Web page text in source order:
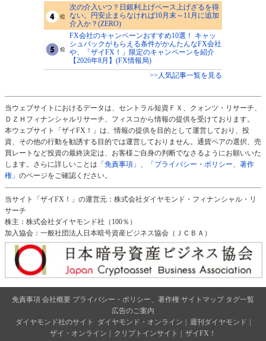
次の介入いつ？日銀利上げペース上げざるを得
ない。円安止まらなければ10月末～11月に追加
介入か？(ZERO)
FX会社のキャンペーンおすすめ10選！ キャッ
シュバックがもらえる条件がかんたんなFX会社
や、「ザイFX！」限定のキャンペーンを紹介
【2026年8月】(FX情報局)
>>人気記事一覧を見る
当ウェブサイトにおけるデータは、セントラル短資ＦＸ、クォンツ・リサーチ、
ＤＺＨフィナンシャルリサーチ、フィスコから情報の提供を受けております。
本ウェブサイト「ザイFX！」は、情報の提供を目的として運営しており、投
資、その他の行動を勧誘する目的では運営しておりません。通貨ペアの選択、売
買レートなど投資の最終決定は、お客様ご自身の判断でなさるようにお願いいた
します。さらに詳しいことは 「免責事項」 、
「プライバシー・ポリシー、著作
権」 のページをご確認ください。
当サイト「ザイFX！」の運営元：株式会社ダイヤモンド・フィナンシャル・リ
サーチ
株主：株式会社ダイヤモンド社（100％）
加入協会：一般社団法人日本暗号資産ビジネス協会（ＪＣＢＡ）
免責事項 会社概要 プライバシー・ポリシー、著作権 サイトマップ タグ一覧
広告のご案内
ダイヤモンド社のサイト
ダイヤモンド・オンライン 週刊ダイヤモンド
ザイ・オンライン
クリプトインサイト
ザイFX！